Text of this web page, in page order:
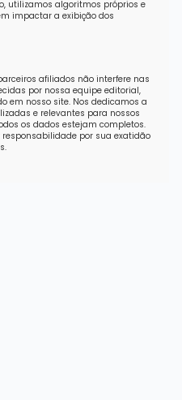
utilizamos algoritmos próprios e
impactar a exibição dos
afiliados não interfere nas
por nossa equipe editorial,
em nosso site. Nos dedicamos a
e relevantes para nossos
os dados estejam completos.
por sua exatidão